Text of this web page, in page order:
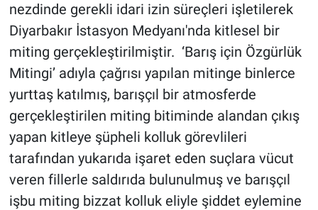
nezdinde gerekli idari izin süreçleri işletilerek
Diyarbakır İstasyon Medyanı'nda kitlesel bir
miting gerçekleştirilmiştir. ‘Barış için Özgürlük
Mitingi’ adıyla çağrısı yapılan mitinge binlerce
yurttaş katılmış, barışçıl bir atmosferde
gerçekleştirilen miting bitiminde alandan çıkış
yapan kitleye şüpheli kolluk görevlileri
tarafından yukarıda işaret eden suçlara vücut
veren fillerle saldırıda bulunulmuş ve barışçıl
işbu miting bizzat kolluk eliyle şiddet eylemine
Popüler
Programlar
Sağlık
Spor
Teknoloji
Türkiye'nin Geleceği